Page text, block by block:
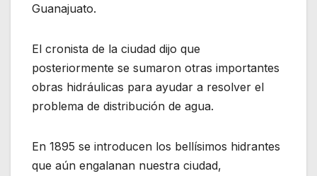
Guanajuato.
El cronista de la ciudad dijo que
posteriormente se sumaron otras importantes
obras hidráulicas para ayudar a resolver el
problema de distribución de agua.
En 1895 se introducen los bellísimos hidrantes
que aún engalanan nuestra ciudad,